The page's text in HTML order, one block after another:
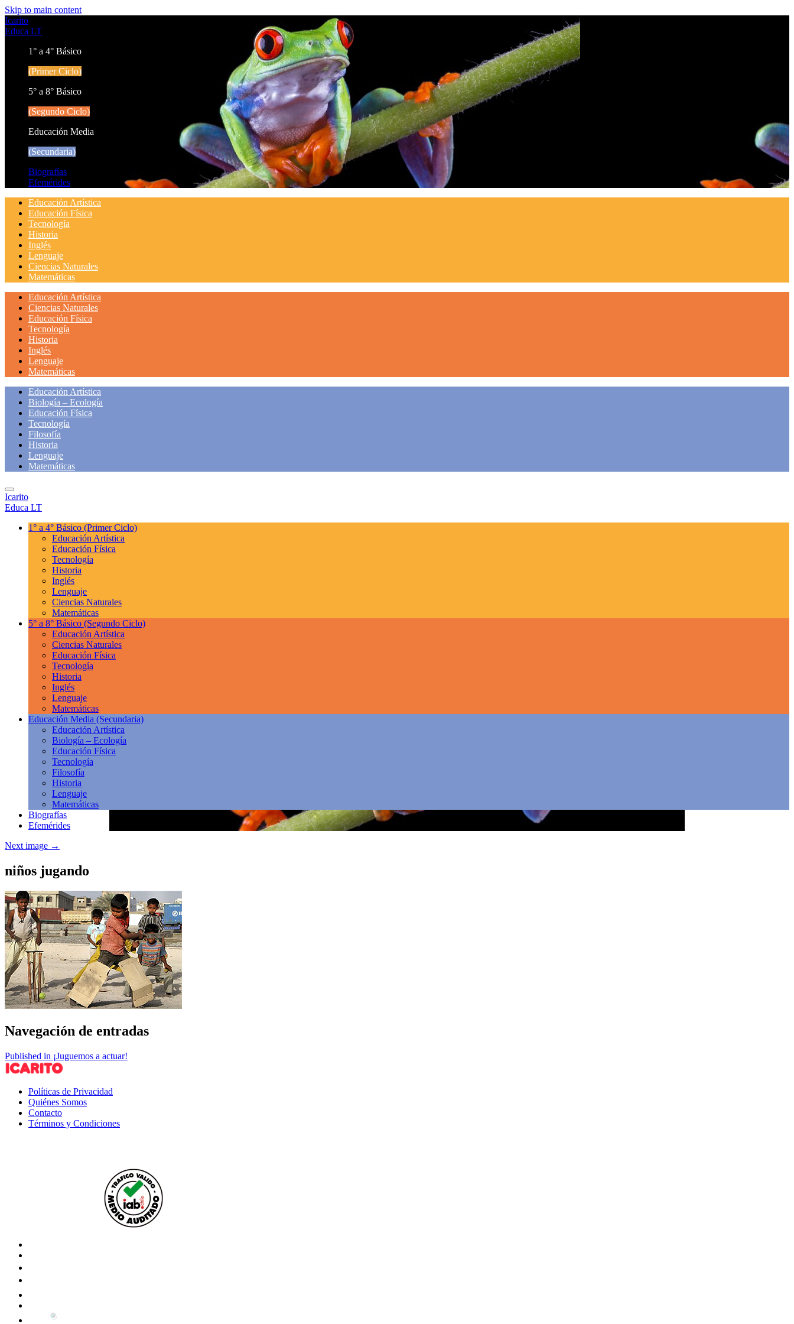
Skip to main content
Icarito
Educa LT
1° a 4° Básico
(Primer Ciclo)
5° a 8° Básico
(Segundo Ciclo)
Educación Media
(Secundaria)
Biografías
Efemérides
Educación Artística
Educación Física
Tecnología
Historia
Inglés
Lenguaje
Ciencias Naturales
Matemáticas
Educación Artística
Ciencias Naturales
Educación Física
Tecnología
Historia
Inglés
Lenguaje
Matemáticas
Educación Artística
Biología – Ecología
Educación Física
Tecnología
Filosofía
Historia
Lenguaje
Matemáticas
Icarito
Educa LT
1° a 4° Básico (Primer Ciclo)
Educación Artística
Educación Física
Tecnología
Historia
Inglés
Lenguaje
Ciencias Naturales
Matemáticas
5° a 8° Básico (Segundo Ciclo)
Educación Artística
Ciencias Naturales
Educación Física
Tecnología
Historia
Inglés
Lenguaje
Matemáticas
Educación Media (Secundaria)
Educación Artística
Biología – Ecología
Educación Física
Tecnología
Filosofía
Historia
Lenguaje
Matemáticas
Biografías
Efemérides
Next image →
niños jugando
Navegación de entradas
Published in ¡Juguemos a actuar!
Políticas de Privacidad
Quiénes Somos
Contacto
Términos y Condiciones